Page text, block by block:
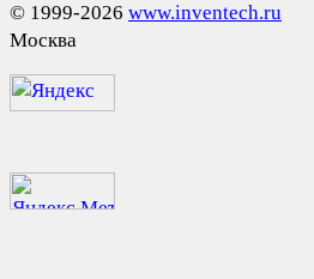
© 1999-2026 www.inventech.ru
Москва